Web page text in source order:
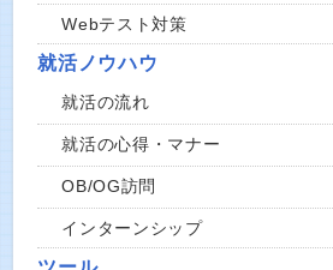
Webテスト対策
就活ノウハウ
就活の流れ
就活の心得・マナー
OB/OG訪問
インターンシップ